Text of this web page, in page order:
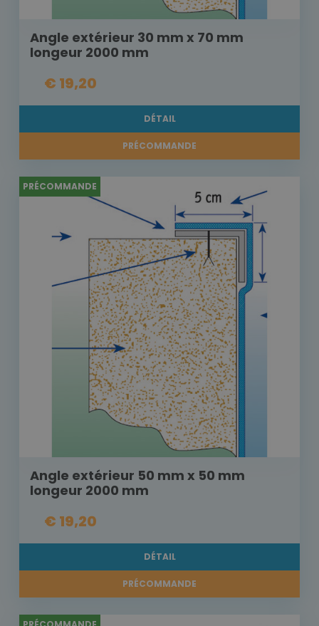
Angle extérieur 30 mm x 70 mm
longeur 2000 mm
€ 19,20
DÉTAIL
PRÉCOMMANDE
PRÉCOMMANDE
Angle extérieur 50 mm x 50 mm
longeur 2000 mm
€ 19,20
DÉTAIL
PRÉCOMMANDE